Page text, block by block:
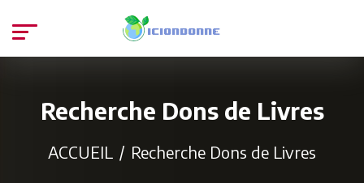
Recherche Dons de Livres
ACCUEIL Recherche Dons de Livres